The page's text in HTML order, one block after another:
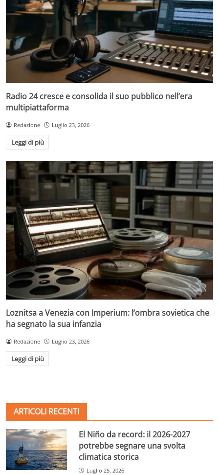
Radio 24 cresce e consolida il suo pubblico nell’era
multipiattaforma
Redazione Luglio 23, 2026
Leggi di più
Loznitsa a Venezia con Imperium: l’ombra sovietica che
ha segnato la sua infanzia
Redazione Luglio 23, 2026
Leggi di più
ARTICOLI RECENTI
El Niño da record: il 2026-2027
potrebbe segnare una svolta
climatica storica
Luglio 25, 2026